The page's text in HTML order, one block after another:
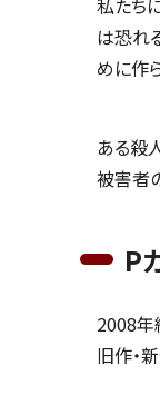
私たち
は恐れ
めに作
ある殺
被害者
P
2008年
旧作・